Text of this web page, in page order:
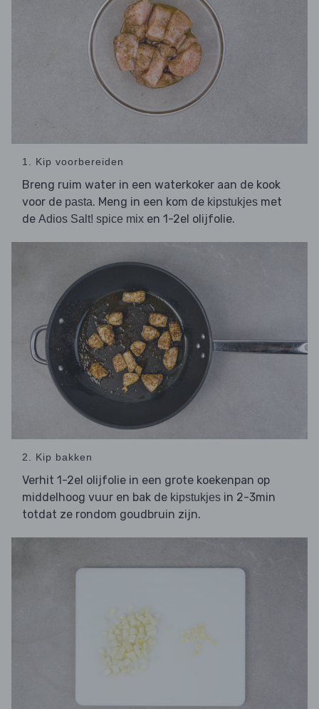
1. Kip voorbereiden
Breng ruim water in een waterkoker aan de kook
voor de pasta. Meng in een kom de kipstukjes met
de Adios Salt! spice mix en 1-2el olijfolie.
2. Kip bakken
Verhit 1-2el olijfolie in een grote koekenpan op
middelhoog vuur en bak de kipstukjes in 2-3min
totdat ze rondom goudbruin zijn.